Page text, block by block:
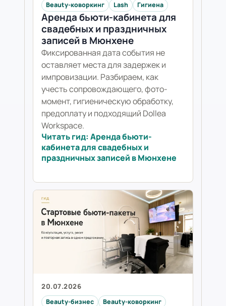
Beauty-коворкинг Lash Гигиена
Аренда бьюти-кабинета для
свадебных и праздничных
записей в Мюнхене
Фиксированная дата события не
оставляет места для задержек и
импровизации. Разбираем, как
учесть сопровождающего, фото-
момент, гигиеническую обработку,
предоплату и подходящий Dollea
Workspace.
Читать гид: Аренда бьюти-
кабинета для свадебных и
праздничных записей в Мюнхене
20.07.2026
Beauty-бизнес
Beauty-коворкинг